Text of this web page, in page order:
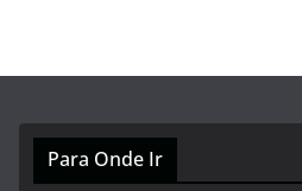
Para Onde Ir